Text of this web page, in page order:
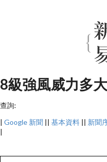
8級強風威力多
查詢:
| Google 新聞 || 基本資料 || 新聞
|